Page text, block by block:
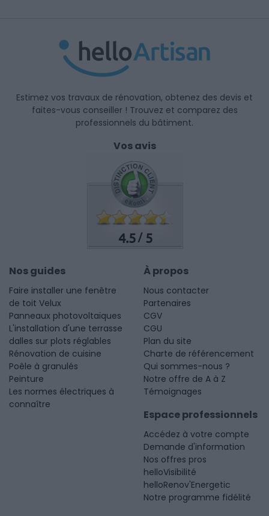
Estimez vos travaux de rénovation, obtenez des devis et
faites-vous conseiller ! Trouvez et comparez des
professionnels du bâtiment.
Vos avis
4.5 /5
Nos guides
Faire installer une fenêtre
de toit Velux
Panneaux photovoltaïques
L'installation d'une terrasse
dalles sur plots réglables
Rénovation de cuisine
Poêle à granulés
Peinture
Les normes électriques à
connaître
À propos
Nous contacter
Partenaires
CGV
CGU
Plan du site
Charte de référencement
Qui sommes-nous ?
Notre offre de A à Z
Témoignages
Espace professionnels
Accédez à votre compte
Demande d'information
Nos offres pros
helloVisibilité
helloRenov'Energetic
Notre programme fidélité